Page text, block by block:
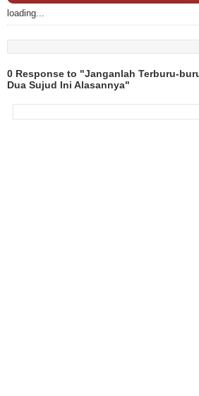
loading...
0 Response to "Janganlah Terburu-
Dua Sujud Ini Alasannya"